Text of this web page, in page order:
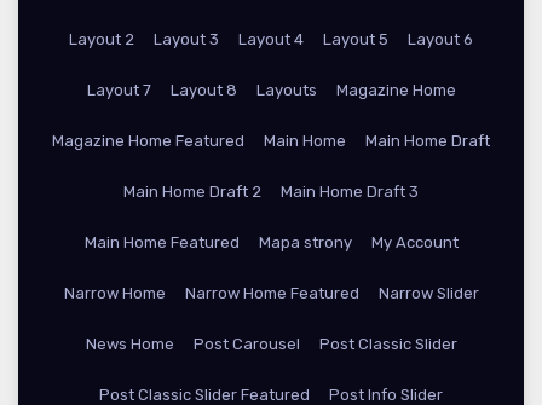
Layout 2 Layout 3 Layout 4 Layout 5 Layout 6
Layout 7 Layout 8 Layouts Magazine Home
Magazine Home Featured Main Home Main Home Draft
Main Home Draft 2 Main Home Draft 3
Main Home Featured Mapa strony My Account
Narrow Home Narrow Home Featured Narrow Slider
News Home Post Carousel Post Classic Slider
Post Classic Slider Featured Post Info Slider